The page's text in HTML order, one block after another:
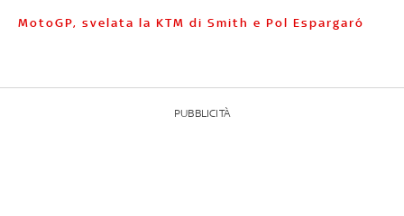
MotoGP, svelata la KTM di Smith e Pol Espargaró
PUBBLICITÀ